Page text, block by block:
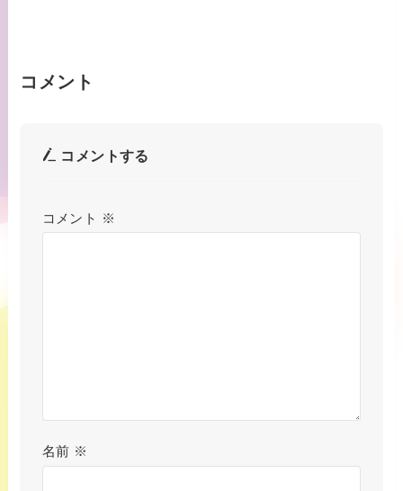
コメント
コメントする
コメント ※
名前 ※